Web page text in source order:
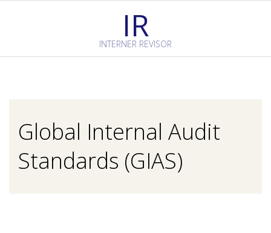
IR
INTERNER REVISOR
Global Internal Audit
Standards (GIAS)